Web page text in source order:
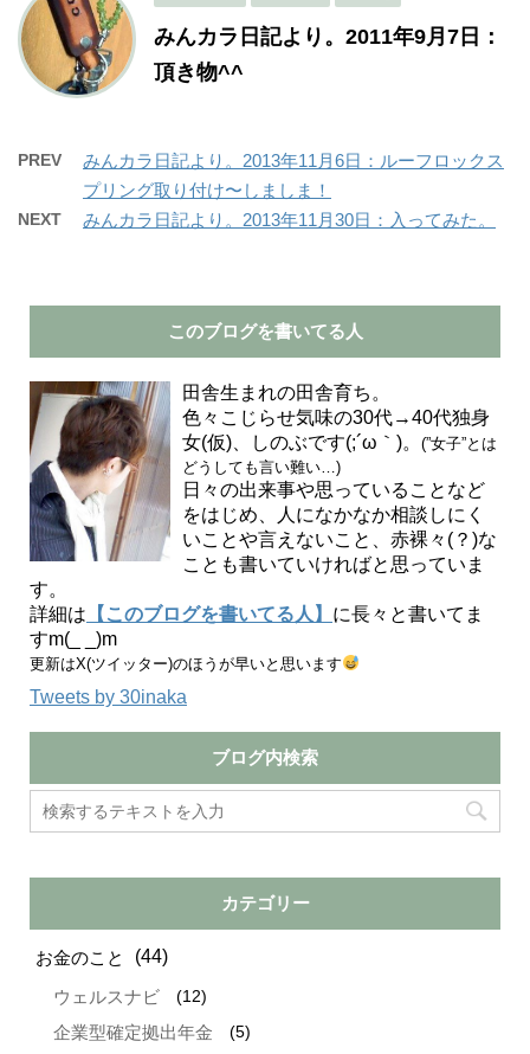
みんカラ日記より。2011年9月7日：
頂き物^^
PREV
みんカラ日記より。2013年11月6日：ルーフロックス
プリング取り付け〜しましま！
NEXT みんカラ日記より。2013年11月30日：入ってみた。
このブログを書いてる人
田舎生まれの田舎育ち。
色々こじらせ気味の30代→40代独身
女(仮)、しのぶです(;´ω｀)。(”女子”とは
どうしても言い難い…)
日々の出来事や思っていることなど
をはじめ、人になかなか相談しにく
いことや言えないこと、赤裸々(？)な
ことも書いていければと思っていま
す。
詳細は 【このブログを書いてる人】 に長々と書いてま
すm(_ _)m
更新はX(ツイッター)のほうが早いと思います
Tweets by 30inaka
ブログ内検索
カテゴリー
お金のこと (44)
ウェルスナビ (12)
企業型確定拠出年金 (5)